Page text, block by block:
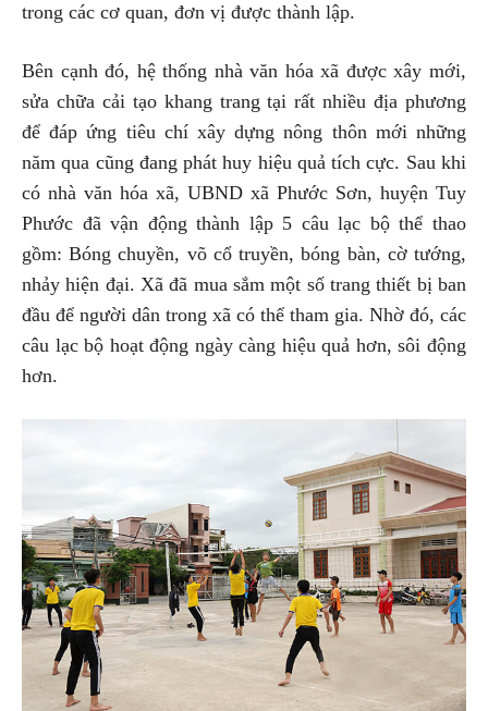
trong các cơ quan, đơn vị được thành lập.
Bên cạnh đó, hệ thống nhà văn hóa xã được xây mới,
sửa chữa cải tạo khang trang tại rất nhiều địa phương
để đáp ứng tiêu chí xây dựng nông thôn mới những
năm qua cũng đang phát huy hiệu quả tích cực. Sau khi
có nhà văn hóa xã, UBND xã Phước Sơn, huyện Tuy
Phước đã vận động thành lập 5 câu lạc bộ thể thao
gồm: Bóng chuyền, võ cổ truyền, bóng bàn, cờ tướng,
nhảy hiện đại. Xã đã mua sắm một số trang thiết bị ban
đầu để người dân trong xã có thể tham gia. Nhờ đó, các
câu lạc bộ hoạt động ngày càng hiệu quả hơn, sôi động
hơn.